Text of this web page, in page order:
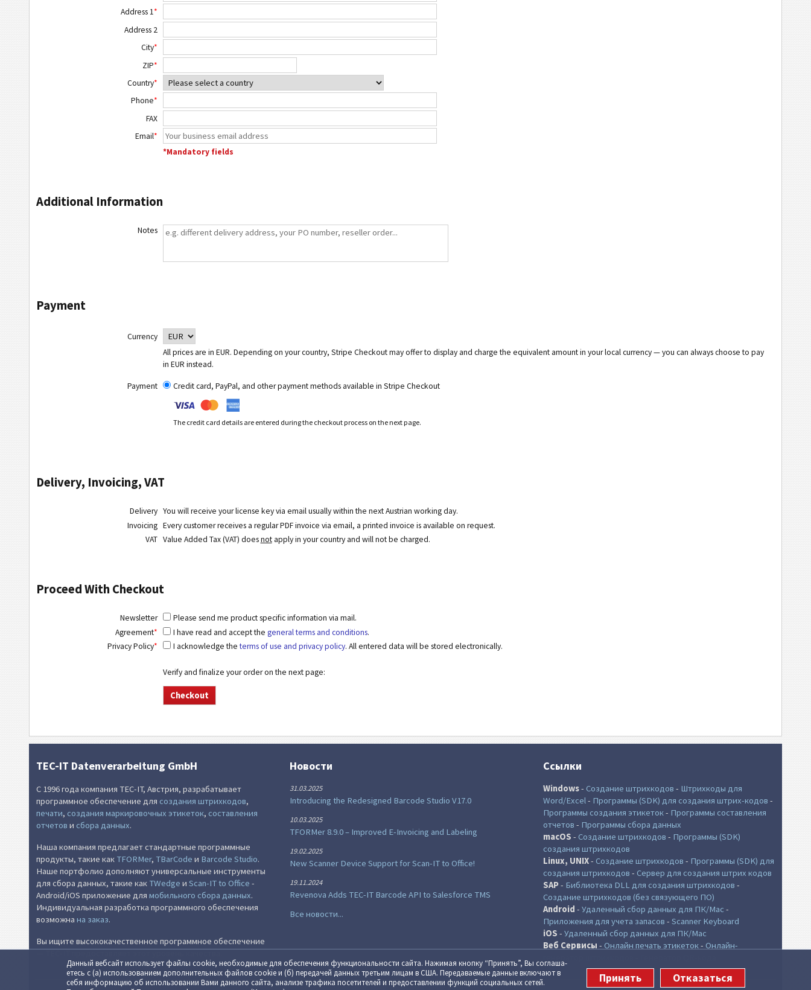
Данный вебсайт использует файлы cookie, необходи­мые для обеспе­че­ния функцио­наль­ности сайта. Нажимая кнопку “Принять”, Вы согла­ша­
етесь c (а) ис­поль­зо­ванием допол­ни­тель­ных файлов cookie и (б) пере­дачей данных третьим лицам в США. Переда­ваемые данные вклю­чают в
себя инфор­ма­цию об исполь­зо­вании Вами данного сайта, анализе трафика посе­ти­телей и предо­став­лении функций со­циаль­ных сетей.
Принять Отказаться
Address 1*
Address 2
City*
ZIP*
Country*
Phone*
FAX
Email*
*Mandatory fields
Additional Information
Notes
Payment
Currency
All prices are in EUR. Depending on your country, Stripe Checkout may offer to display and charge the equivalent amount in your local currency — you can always choose to pay
in EUR instead.
Payment Credit card, PayPal, and other payment methods available in Stripe Checkout
The credit card details are entered during the checkout process on the next page.
Delivery, Invoicing, VAT
Delivery You will receive your license key via email usually within the next Austrian working day.
Invoicing Every customer receives a regular PDF invoice via email, a printed invoice is available on request.
VAT Value Added Tax (VAT) doesnotapply in your country and will not be charged.
Proceed With Checkout
Newsletter
Please send me product specific information via mail.
Agreement* I have read and accept the general terms and conditions.
Privacy Policy* I acknowledge theterms of use and privacy policy. All entered data will be stored electronically.
Verify and finalize your order on the next page:
TEC-IT Datenverarbeitung GmbH
С 1996 года компания TEC-IT, Австрия, разрабатывает
программное обеспечение для создания штрихкодов,
печати, создания маркировочных этикеток, составления
отчетов и сбора данных.
Наша компания предлагает стандартные программные
продукты, такие как TFORMer, TBarCode и Barcode Studio.
Наше портфолио дополняют универсальные инструменты
для сбора данных, такие как TWedge и Scan-IT to Office -
Android/iOS приложение для мобильного сбора данных.
Индивидуальная разработка программного обеспечения
возможна на заказ.
Вы ищите высококачественное программное обеспечение
— TEC-IT предоставляет этот уровень качества.
Новости
31.03.2025
Introducing the Redesigned Barcode Studio V17.0
10.03.2025
TFORMer 8.9.0 – Improved E-Invoicing and Labeling
19.02.2025
New Scanner Device Support for Scan-IT to Office!
19.11.2024
Revenova Adds TEC-IT Barcode API to Salesforce TMS
Все новости...
Ссылки
Windows- Создание штрихкодов - Штрихкоды для
Word/Excel- Программы (SDK) для создания штрих-кодов -
Программы создания этикеток- Программы составления
отчетов - Программы сбора данных
macOS - Создание штрихкодов - Программы (SDK)
создания штрихкодов
Linux, UNIX- Создание штрихкодов - Программы (SDK) для
создания штрихкодов - Сервер для создания штрих кодов
SAP- Библиотека DLL для создания штрихкодов -
Создание штрихкодов (без связующего ПО)
Android - Удаленный сбор данных для ПК/Mac -
Приложения для учета запасов - Scanner Keyboard
iOS - Удаленный сбор данных для ПК/Mac
Веб Сервисы - Онлайн печать этикеток- Онлайн-